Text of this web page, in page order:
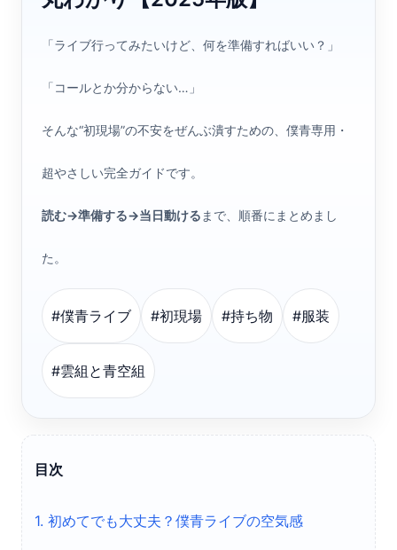
「ライブ行ってみたいけど、何を準備すればいい？」
「コールとか分からない…」
そんな“初現場”の不安をぜんぶ潰すための、僕青専用・
超やさしい完全ガイドです。
読む→準備する→当日動ける まで、順番にまとめまし
た。
#僕青ライブ #初現場 #持ち物 #服装
#雲組と青空組
目次
1. 初めてでも大丈夫？僕青ライブの空気感